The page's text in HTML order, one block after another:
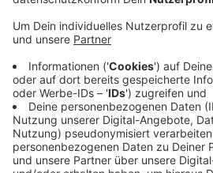
Freitag will die Polizei den
Haupttäter einem Haftrichter
Diebesbande soll seit
Leverkusen und auch bei uns
haben, so die Polizei. Bei den
um einen Gesamtschaden von
Million Euro. Von hier über
Bande dann offenbar die